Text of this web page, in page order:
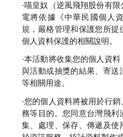
·喵皇奴（逆風飛翔股份有
電將依據《中華民國個人
規，嚴格管理和保護您所提
個人資料保護的相關說明。
·本活動將收集您的個人資
與活動或抽獎的結果、寄送
等相關用途。
·您的個人資料將被用於行
務等目的。您同意台灣飛利
集、處理、保存、傳遞及使